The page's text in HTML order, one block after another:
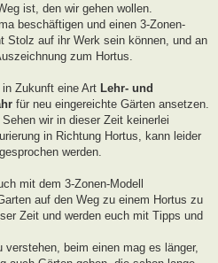
ist, den wir gehen wollen.
beschäftigen und einen 3-Zonen-
Stolz auf ihr Werk sein können, und an
zum Hortus.
Zukunft eine Art Lehr- und
für neu eingereichte Gärten ansetzen.
wir in dieser Zeit keinerlei
in Richtung Hortus, kann leider
werden.
mit dem 3-Zonen-Modell
auf den Weg zu einem Hortus zu
Zeit und werden euch mit Tipps und
beim einen mag es länger,